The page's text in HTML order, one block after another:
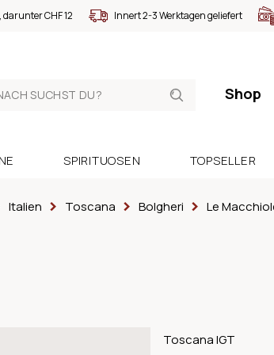
CHF 12 Innert 2-3 Werktagen geliefert
Shop
SPIRITUOSEN TOPSELLER
Italien Toscana Bolgheri Le
Toscana IGT